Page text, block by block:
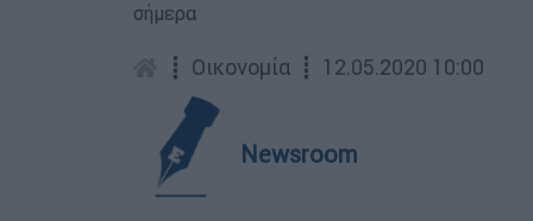
σήμερα
┋ Οικονομία ┋ 12.05.2020 10:00
Newsroom